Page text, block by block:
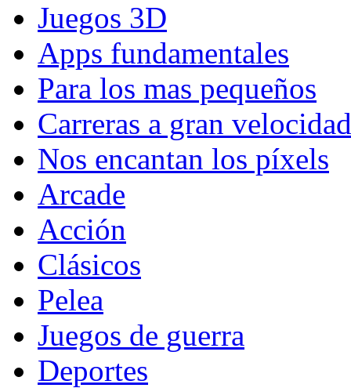
Juegos 3D
Apps fundamentales
Para los mas pequeños
Carreras a gran velocidad
Nos encantan los píxels
Arcade
Acción
Clásicos
Pelea
Juegos de guerra
Deportes